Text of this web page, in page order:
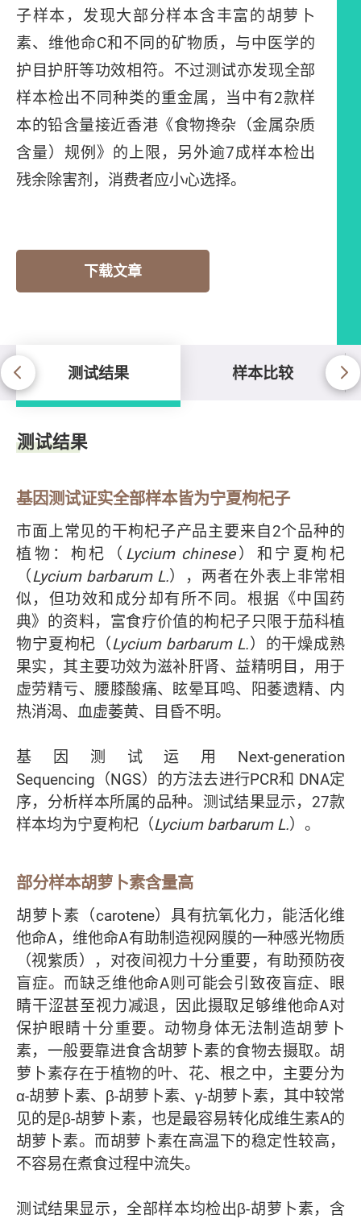
子样本，发现大部分样本含丰富的胡萝卜
素、维他命C和不同的矿物质，与中医学的
护目护肝等功效相符。不过测试亦发现全部
样本检出不同种类的重金属，当中有2款样
本的铅含量接近香港《食物搀杂（金属杂质
含量）规例》的上限，另外逾7成样本检出
残余除害剂，消费者应小心选择。
下载文章
测试结果 样本比较
测试结果
测试结果
基因测试证实全部样本皆为宁夏枸杞子
市面上常见的干枸杞子产品主要来自2个品种的
植物：枸杞（ Lycium chinese）和宁夏枸杞
（Lycium barbarum L.），两者在外表上非常相
似，但功效和成分却有所不同。根据《中国药
典》的资料，富食疗价值的枸杞子只限于茄科植
物宁夏枸杞（Lycium barbarum L.）的干燥成熟
果实，其主要功效为滋补肝肾、益精明目，用于
虚劳精亏、腰膝酸痛、眩晕耳鸣、阳萎遗精、内
热消渴、血虚萎黄、目昏不明。
基因测试运用Next-generation
Sequencing（NGS）的方法去进行PCR和 DNA定
序，分析样本所属的品种。测试结果显示，27款
样本均为宁夏枸杞（Lycium barbarum L.）。
部分样本胡萝卜素含量高
胡萝卜素（carotene）具有抗氧化力，能活化维
他命A，维他命A有助制造视网膜的一种感光物质
（视紫质），对夜间视力十分重要，有助预防夜
盲症。而缺乏维他命A则可能会引致夜盲症、眼
睛干涩甚至视力减退，因此摄取足够维他命A对
保护眼睛十分重要。动物身体无法制造胡萝卜
素，一般要靠进食含胡萝卜素的食物去摄取。胡
萝卜素存在于植物的叶、花、根之中，主要分为
α-胡萝卜素、β-胡萝卜素、γ-胡萝卜素，其中较常
见的是β-胡萝卜素，也是最容易转化成维生素A的
胡萝卜素。而胡萝卜素在高温下的稳定性较高，
不容易在煮食过程中流失。
测试结果显示，全部样本均检出β-胡萝卜素，含